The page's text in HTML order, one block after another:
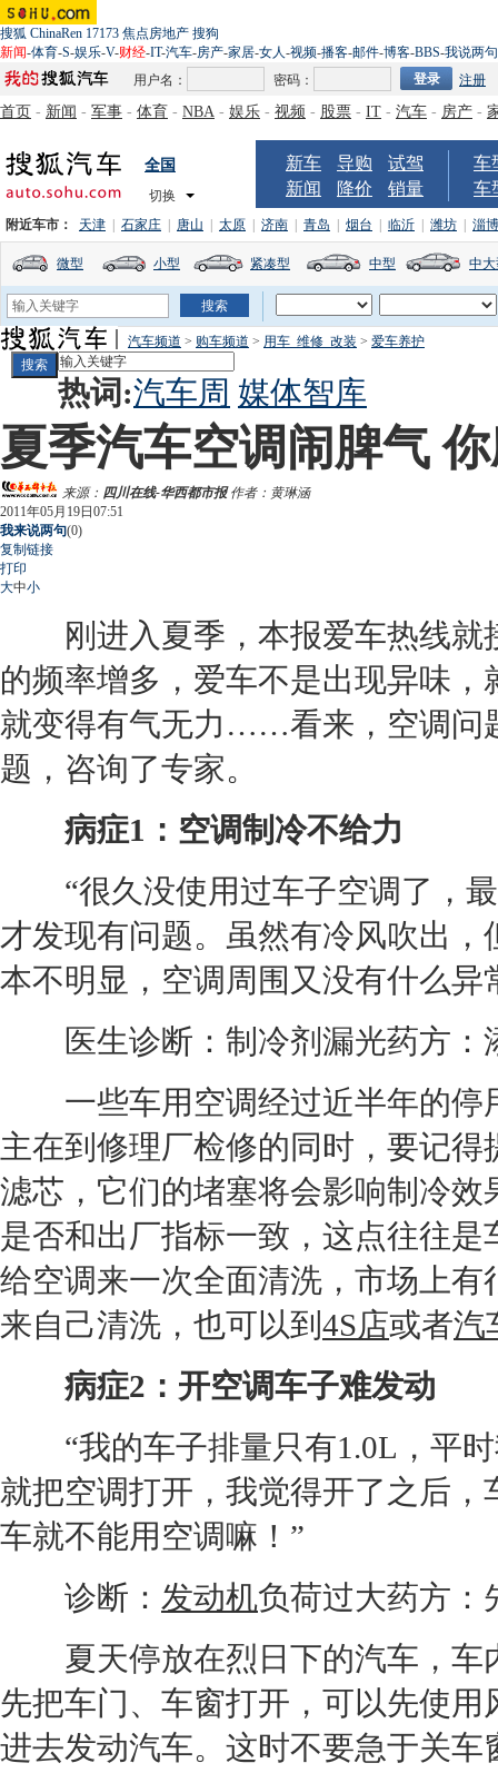
搜狐 ChinaRen 17173 焦点房地产 搜狗
新闻-体育-S-娱乐-V-财经-IT-汽车-房产-家居-女人-视频-播客-邮件-博客-BBS-我说两句
用户名：
密码： 注册
首页 - 新闻 - 军事 - 体育 - NBA - 娱乐 - 视频 - 股票 - IT - 汽车 - 房产 -
全国
切换
新车 导购
试驾
新闻
降价 销量
车
车
附近车市： 天津 石家庄 唐山 太原 济南 青岛 烟台 临沂 潍坊 淄博
微型 小型 紧凑型 中型 中
汽车频道 > 购车频道 > 用车_维修_改装 > 爱车养护
热词:汽车周 媒体智库
夏季汽车空调闹脾气
来源： 四川在线-华西都市报作者：黄琳涵
2011年05月19日07:51
我来说两句(0)
复制链接
打印
大中小
刚进入夏季，本报爱车热线就
的频率增多，爱车不是出现异味，
就变得有气无力……看来， 空调问
题，咨询了专家。
病症1： 空调制冷不给力
“很久没使用过车子空调了，
才发现有问题。虽然有冷风吹出
本不明显， 空调 周围又没有什么异
医生诊断：制冷剂漏光药方：
一些车用 空调经过近半年的停
主在到修理厂检修的同时，要记
滤芯，它们的堵塞将会影响制冷
是否和出厂指标一致，这点往往
给空调来一次全面清洗，市场上有
来自己清洗，也可以到 4S店或者汽
病症2：开空调车子难发动
“我的车子排量只有1.0L，平时
就把空调打开，我觉得开了之后
车就不能用 空调嘛！”
诊断： 发动机负荷过大药方：
夏天停放在烈日下的汽车，车
先把车门、车窗打开，可以先使
进去发动汽车。这时不要急于关车